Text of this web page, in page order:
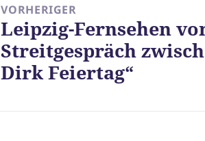
VORHERIGER
Vorheriger
Beitrag:
Leipzig-Fernsehen
Streitgespräch
Dirk Feiertag“